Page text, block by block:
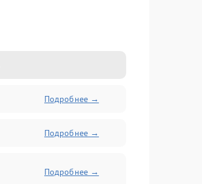
Подробнее →
Подробнее →
Подробнее →